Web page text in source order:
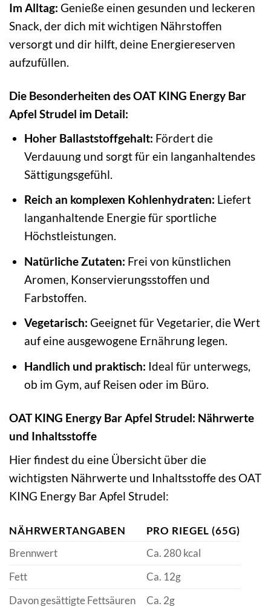
Im Alltag: Genieße einen gesunden und leckeren
Snack, der dich mit wichtigen Nährstoffen
versorgt und dir hilft, deine Energiereserven
aufzufüllen.
Die Besonderheiten des OAT KING Energy Bar
Apfel Strudel im Detail:
Hoher Ballaststoffgehalt: Fördert die
Verdauung und sorgt für ein langanhaltendes
Sättigungsgefühl.
Reich an komplexen Kohlenhydraten: Liefert
langanhaltende Energie für sportliche
Höchstleistungen.
Natürliche Zutaten: Frei von künstlichen
Aromen, Konservierungsstoffen und
Farbstoffen.
Vegetarisch: Geeignet für Vegetarier, die Wert
auf eine ausgewogene Ernährung legen.
Handlich und praktisch: Ideal für unterwegs,
ob im Gym, auf Reisen oder im Büro.
OAT KING Energy Bar Apfel Strudel: Nährwerte
und Inhaltsstoffe
Hier findest du eine Übersicht über die
wichtigsten Nährwerte und Inhaltsstoffe des OAT
KING Energy Bar Apfel Strudel:
NÄHRWERTANGABEN
PRO RIEGEL (65G)
Brennwert
Ca. 280 kcal
Fett
Ca. 12g
Davon gesättigte Fettsäuren
Ca. 2g